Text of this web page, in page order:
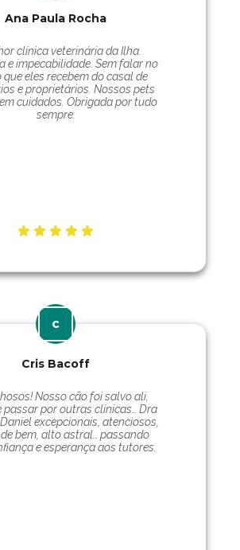
Ana Paula Rocha
clínica veterinária da Ilha.
e impecabilidade. Sem falar no
que eles recebem do casal de
e proprietários. Nossos pets
cuidados. Obrigada por tudo
sempre.
Cris Bacoff
Nosso cão foi salvo ali,
passar por outras clínicas… Dra
excepcionais, atenciosos,
bem, alto astral… passando
e esperança aos tutores.